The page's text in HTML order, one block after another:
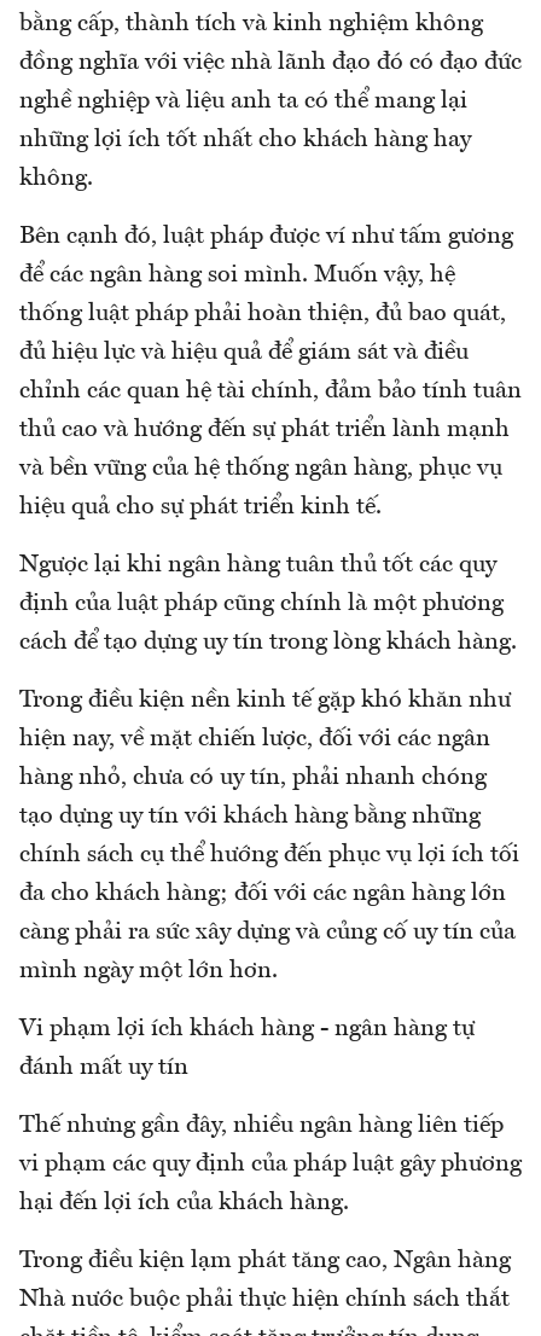
bằng cấp, thành tích và kinh nghiệm không
đồng nghĩa với việc nhà lãnh đạo đó có đạo đức
nghề nghiệp và liệu anh ta có thể mang lại
những lợi ích tốt nhất cho khách hàng hay
không.
Bên cạnh đó, luật pháp được ví như tấm gương
để các ngân hàng soi mình. Muốn vậy, hệ
thống luật pháp phải hoàn thiện, đủ bao quát,
đủ hiệu lực và hiệu quả để giám sát và điều
chỉnh các quan hệ tài chính, đảm bảo tính tuân
thủ cao và hướng đến sự phát triển lành mạnh
và bền vững của hệ thống ngân hàng, phục vụ
hiệu quả cho sự phát triển kinh tế.
Ngược lại khi ngân hàng tuân thủ tốt các quy
định của luật pháp cũng chính là một phương
cách để tạo dựng uy tín trong lòng khách hàng.
Trong điều kiện nền kinh tế gặp khó khăn như
hiện nay, về mặt chiến lược, đối với các ngân
hàng nhỏ, chưa có uy tín, phải nhanh chóng
tạo dựng uy tín với khách hàng bằng những
chính sách cụ thể hướng đến phục vụ lợi ích tối
đa cho khách hàng; đối với các ngân hàng lớn
càng phải ra sức xây dựng và củng cố uy tín của
mình ngày một lớn hơn.
Vi phạm lợi ích khách hàng - ngân hàng tự
đánh mất uy tín
Thế nhưng gần đây, nhiều ngân hàng liên tiếp
vi phạm các quy định của pháp luật gây phương
hại đến lợi ích của khách hàng.
Trong điều kiện lạm phát tăng cao, Ngân hàng
Nhà nước buộc phải thực hiện chính sách thắt